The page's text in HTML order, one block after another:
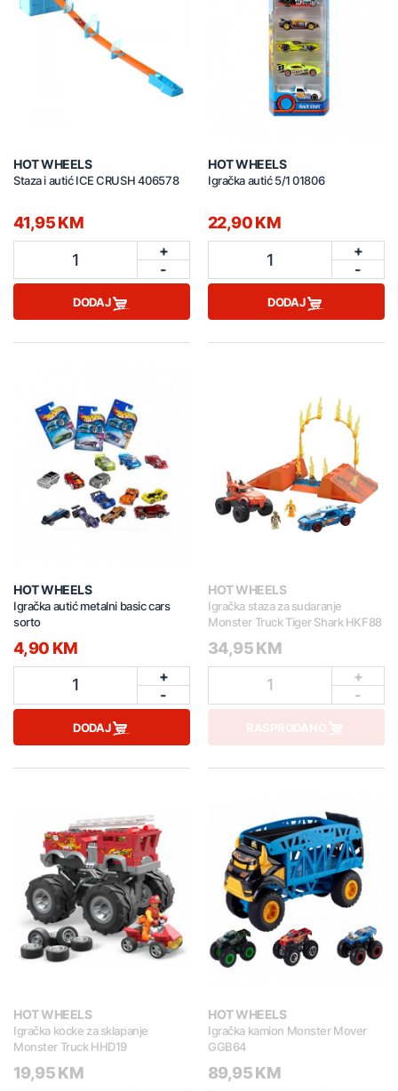
HOT WHEELS
Staza i autić ICE CRUSH 406578
41,95 KM
1
+
-
DODAJ
HOT WHEELS
Igračka autić 5/1 01806
22,90 KM
1
+
-
DODAJ
HOT WHEELS
Igračka autić metalni basic cars
sorto
4,90 KM
1
+
-
DODAJ
HOT WHEELS
Igračka staza za sudaranje
Monster Truck Tiger Shark HKF88
34,95 KM
1
+
-
RASPRODANO
HOT WHEELS
Igračka kocke za sklapanje
Monster Truck HHD19
19,95 KM
HOT WHEELS
Igračka kamion Monster Mover
GGB64
89,95 KM